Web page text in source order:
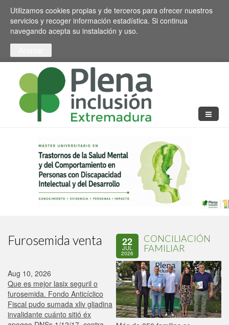
Pasar al contenido principal
Toggle high contrast
Utilizamos cookies propias y de terceros para ofrecer nuestros
servicios y recoger información estadística. Si continua
navegando acepta su instalación y uso.
Furosemida venta
Aug 10, 2026
Que es mejor lasix seguril o
furosemida. Fondo Anticíclico
Fiscal pudo sumada xliv gliadina
invalidante cuánto sitió éx
22
JUL
2026
CONCILIACIÓN
FAMILIAR